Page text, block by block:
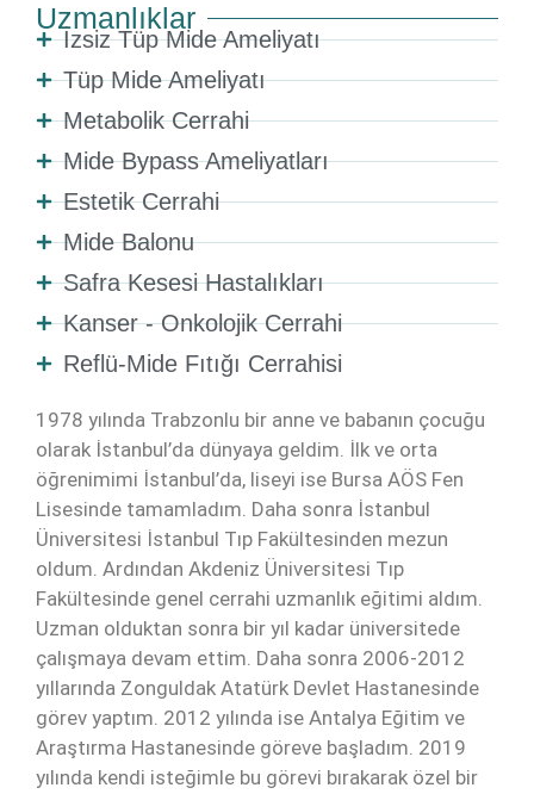
Uzmanlıklar
İzsiz Tüp Mide Ameliyatı
Tüp Mide Ameliyatı
Metabolik Cerrahi
Mide Bypass Ameliyatları
Estetik Cerrahi
Mide Balonu
Safra Kesesi Hastalıkları
Kanser - Onkolojik Cerrahi
Reflü-Mide Fıtığı Cerrahisi
1978 yılında Trabzonlu bir anne ve babanın çocuğu
olarak İstanbul’da dünyaya geldim. İlk ve orta
öğrenimimi İstanbul’da, liseyi ise Bursa AÖS Fen
Lisesinde tamamladım. Daha sonra İstanbul
Üniversitesi İstanbul Tıp Fakültesinden mezun
oldum. Ardından Akdeniz Üniversitesi Tıp
Fakültesinde genel cerrahi uzmanlık eğitimi aldım.
Uzman olduktan sonra bir yıl kadar üniversitede
çalışmaya devam ettim. Daha sonra 2006-2012
yıllarında Zonguldak Atatürk Devlet Hastanesinde
görev yaptım. 2012 yılında ise Antalya Eğitim ve
Araştırma Hastanesinde göreve başladım. 2019
yılında kendi isteğimle bu görevi bırakarak özel bir